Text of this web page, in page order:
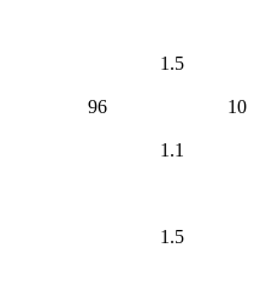
96 10
1.5
1.1
1.5